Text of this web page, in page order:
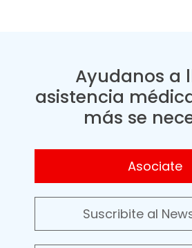
Ayudanos a
asistencia
más se
Asociate
Suscribite al